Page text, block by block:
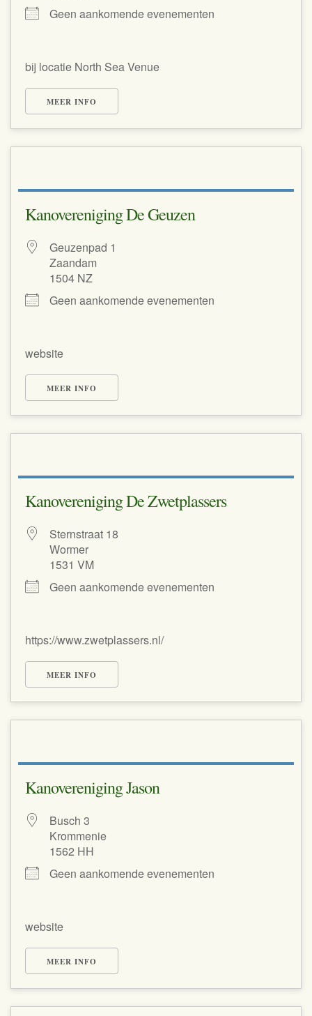
Geen aankomende evenementen
bij locatie North Sea Venue
MEER INFO
Kanovereniging De Geuzen
Geuzenpad 1
Zaandam
1504 NZ
Geen aankomende evenementen
website
MEER INFO
Kanovereniging De Zwetplassers
Sternstraat 18
Wormer
1531 VM
Geen aankomende evenementen
https://www.zwetplassers.nl/
MEER INFO
Kanovereniging Jason
Busch 3
Krommenie
1562 HH
Geen aankomende evenementen
website
MEER INFO